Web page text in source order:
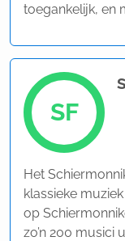
toegankelijk, en
SF
Het
klassieke
op
zo’n 200 musici